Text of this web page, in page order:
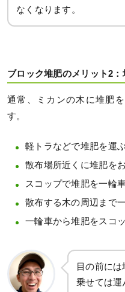
なくなります。
ブロック堆肥のメリット2
通常、ミカンの木に堆肥
す。
軽トラなどで堆肥を運ぶ
散布場所近くに堆肥を
スコップで堆肥を一輪
散布する木の周辺まで
一輪車から堆肥をスコ
目の前に
乗せては運